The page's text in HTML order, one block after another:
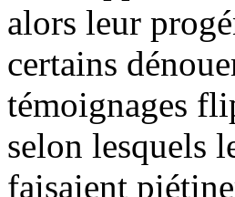
alors leur
certains
témoignages
selon lesquels
faisaient